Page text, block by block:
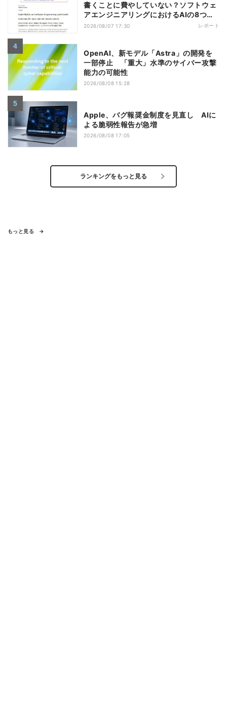
書くことに費やしていない？ソフトウェ
アエンジニアリングにおけるAIの8つの
神話への賛否
2026/08/07 17:30 レポート
OpenAI、新モデル「Astra」の開発を
一部停止 「重大」水準のサイバー攻撃
能力の可能性
2026/08/08 15:28
Apple、バグ報奨金制度を見直し AIに
よる脆弱性報告が急増
2026/08/08 17:05
ランキングをもっと見る
もっと見る